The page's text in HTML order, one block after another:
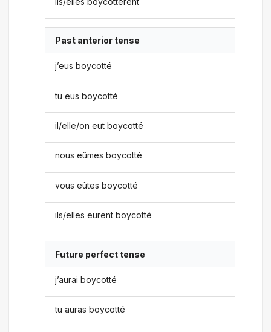
Past anterior tense
j’eus boycotté
tu eus boycotté
il/elle/on eut boycotté
nous eûmes boycotté
vous eûtes boycotté
ils/elles eurent boycotté
Future perfect tense
j’aurai boycotté
tu auras boycotté